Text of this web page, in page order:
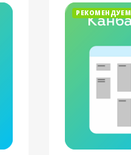
РЕКОМЕНДУЕМ